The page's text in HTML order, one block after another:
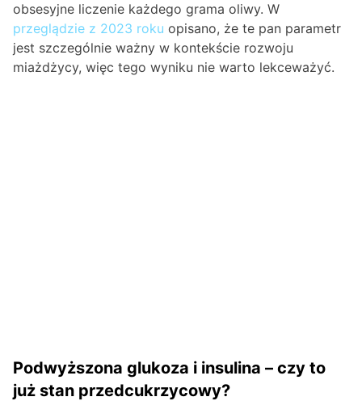
obsesyjne liczenie każdego grama oliwy. W
przeglądzie z 2023 roku opisano, że te pan parametr
jest szczególnie ważny w kontekście rozwoju
miażdżycy, więc tego wyniku nie warto lekceważyć.
Podwyższona glukoza i insulina – czy to
już stan przedcukrzycowy?